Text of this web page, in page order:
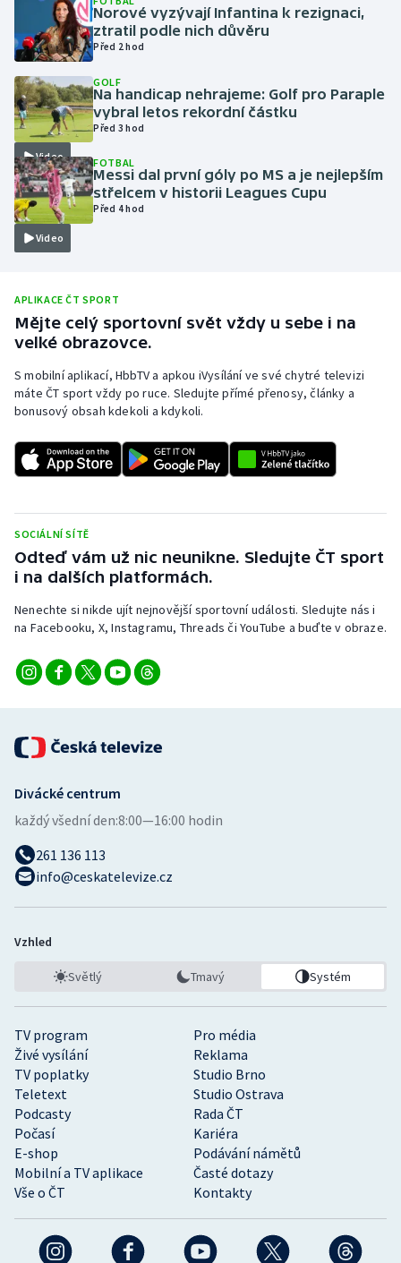
Motorsport
Olympijské hry
Parasport
Plavání
Plážový volejbal
Rychlobruslení
Rychlostní kanoistika
Short track
Stolní tenis
Triatlon
Veslování
Vodní slalom
Ostatní
Norové vyzývají Infantina k rezignaci,
ztratil podle nich důvěru
Před 2 hod
Video
GOLF
Na handicap nehrajeme: Golf pro Paraple
vybral letos rekordní částku
Před 3 hod
Video
FOTBAL
Messi dal první góly po MS a je nejlepším
střelcem v historii Leagues Cupu
Před 4 hod
APLIKACE ČT SPORT
Mějte celý sportovní svět vždy u sebe i na
velké obrazovce.
S mobilní aplikací, HbbTV a apkou iVysílání ve své chytré televizi
máte ČT sport vždy po ruce. Sledujte přímé přenosy, články a
bonusový obsah kdekoli a kdykoli.
SOCIÁLNÍ SÍTĚ
Odteď vám už nic neunikne. Sledujte ČT sport
i na dalších platformách.
Nenechte si nikde ujít nejnovější sportovní události. Sledujte nás i
na Facebooku, X, Instagramu, Threads či YouTube a buďte v obraze.
TV program
Pro média
Živé vysílání
Reklama
TV poplatky
Studio Brno
Teletext
Studio Ostrava
Podcasty
Rada ČT
Počasí
Kariéra
E-shop
Podávání námětů
Mobilní a TV aplikace
Časté dotazy
Vše o ČT
Kontakty
Divácké centrum
každý všední den:8:00—16:00 hodin
261 136 113
info@ceskatelevize.cz
Vzhled
Světlý Tmavý Systém